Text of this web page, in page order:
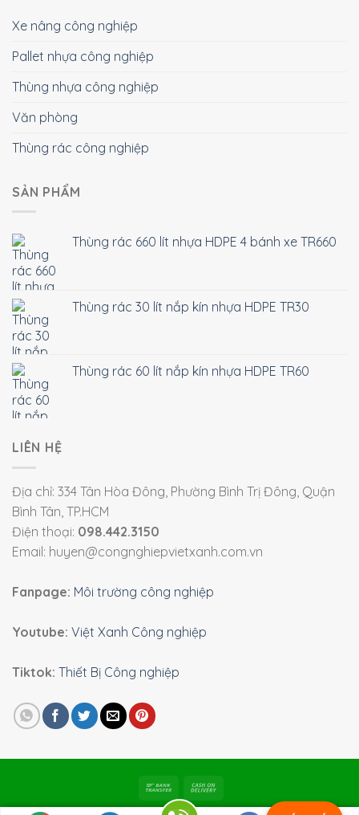
Xe nâng công nghiệp
Pallet nhựa công nghiệp
Thùng nhựa công nghiệp
Văn phòng
Thùng rác công nghiệp
SẢN PHẨM
Thùng rác 660 lít nhựa HDPE 4 bánh xe TR660
Thùng rác 30 lít nắp kín nhựa HDPE TR30
Thùng rác 60 lít nắp kín nhựa HDPE TR60
LIÊN HỆ
Địa chỉ: 334 Tân Hòa Đông, Phường Bình Trị Đông, Quận
Bình Tân, TP.HCM
Điện thoại: 098.442.3150
Email: huyen@congnghiepvietxanh.com.vn
Fanpage: Môi trường công nghiệp
Youtube: Việt Xanh Công nghiệp
Tiktok: Thiết Bị Công nghiệp